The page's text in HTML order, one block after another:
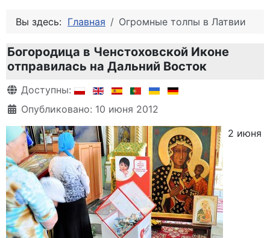
Вы здесь: Главная Огромные толпы в Латвии
Богородица в Ченстоховской Иконе
отправилась на Дальний Восток
Информация о материале
Доступны:
Опубликовано: 10 июня 2012
2 июня